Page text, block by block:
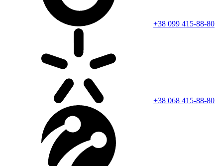
+38 099 415-88-80
+38 068 415-88-80